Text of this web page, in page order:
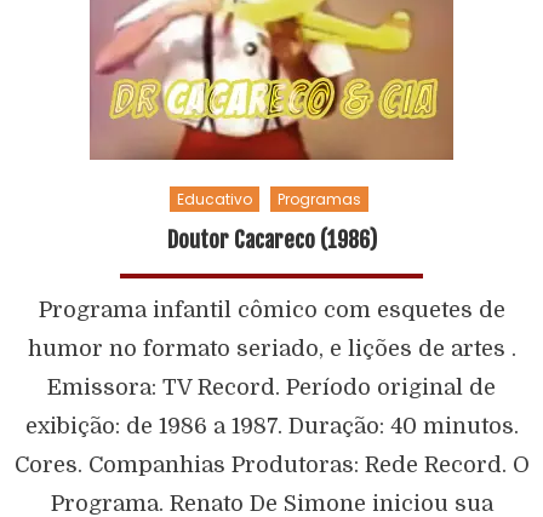
Educativo Programas
Doutor Cacareco (1986)
Programa infantil cômico com esquetes de
humor no formato seriado, e lições de artes .
Emissora: TV Record. Período original de
exibição: de 1986 a 1987. Duração: 40 minutos.
Cores. Companhias Produtoras: Rede Record. O
Programa. Renato De Simone iniciou sua